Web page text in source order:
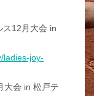
12月大会 in
ladies-joy-
大会 in 松戸テ